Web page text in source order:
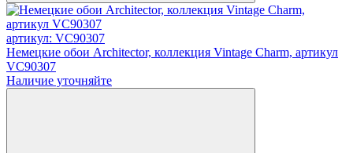
артикул: VC90307
Немецкие обои Architector, коллекция Vintage Charm, артикул
VC90307
Наличие уточняйте